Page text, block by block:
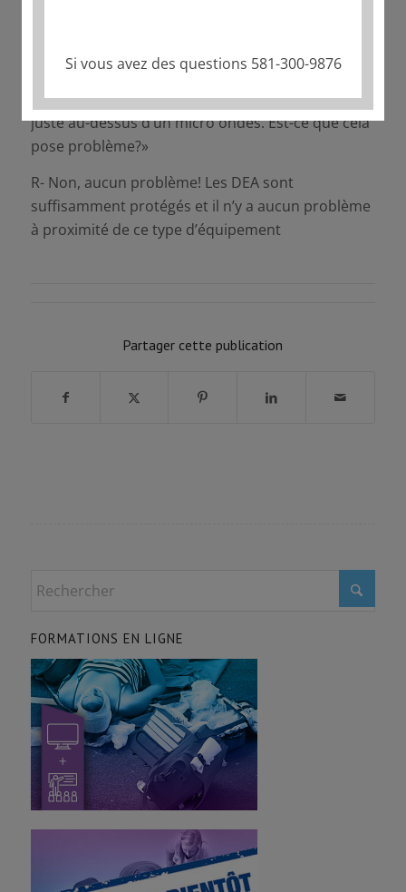
Q- «J’ai installé un DEA, de manière permanente,
juste au-dessus d’un micro ondes. Est-ce que cela
pose problème?»
R- Non, aucun problème! Les DEA sont
suffisamment protégés et il n’y a aucun problème
à proximité de ce type d’équipement
Partager cette publication
FORMATIONS EN LIGNE
Si vous avez des questions 581-300-9876